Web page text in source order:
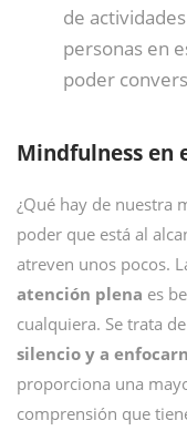
de
personas en
poder
Mindfulness en
¿Qué hay de nuestra
poder que está al
atreven unos pocos.
atención plena es
cualquiera. Se trata
silencio y a
proporciona una
comprensión que